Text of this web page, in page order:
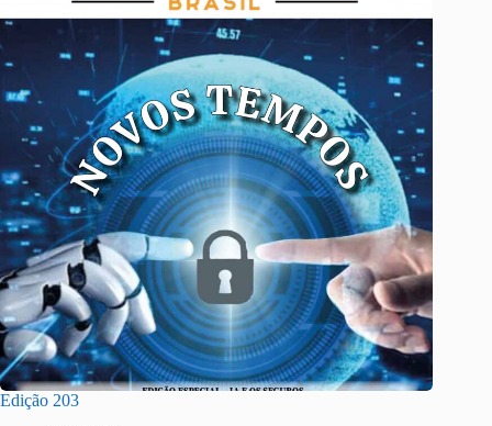
Edição 203